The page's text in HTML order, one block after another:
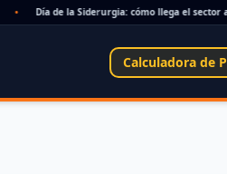
Día de la Siderurgia: cómo llega el sector al
Calculadora de